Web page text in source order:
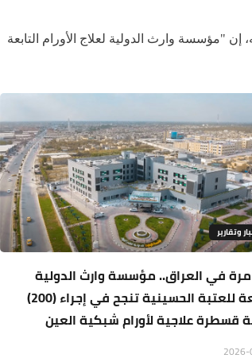
وارث الدولية لعلاج الأورام التابعة
وتقارير
مرة في العراق.. مؤسسة وارث الدولية
التابعة للعتبة الحسينية تنجح في إجراء (200)
قسطرة علاجية لأورام شبكية العين